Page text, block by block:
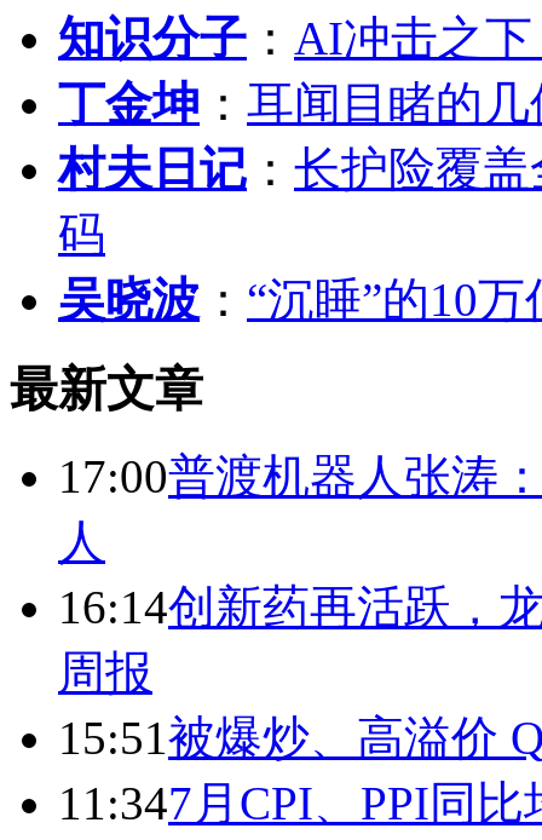
知识分子 ： AI冲击之
丁金坤 ： 耳闻目睹的
村夫日记 ： 长护险覆
码
吴晓波 ： “沉睡”的10
最新文章
17:00普渡机器人张涛
人
16:14创新药再活跃，
周报
15:51被爆炒、高溢价
11:347月CPI、PPI同